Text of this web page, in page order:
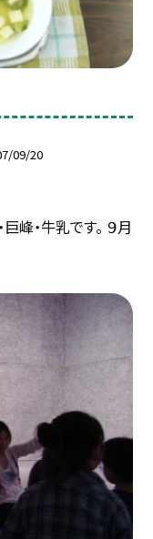
09/20
峰・牛乳です。 ９月